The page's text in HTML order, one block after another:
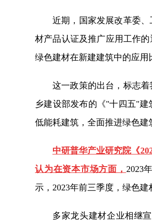
近期，国家发展改革委
材产品认证及推广应用工作的
绿色建材在新建建筑中的应用
这一政策的出台，标志
乡建设部发布的《"十四五"
低能耗建筑，全面推进绿色建
中研普华产业研究院《
认为在资本市场方面， 2023
示，2023年前三季度，绿色建
多家龙头建材企业相继